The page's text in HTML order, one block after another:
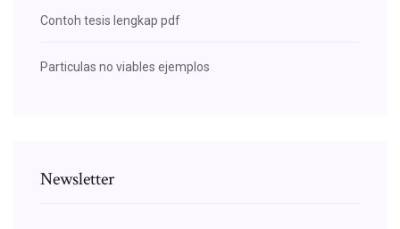
Contoh tesis lengkap pdf
Particulas no viables ejemplos
Newsletter